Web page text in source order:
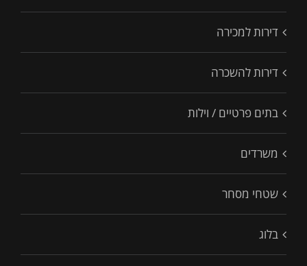
דירות למכירה
דירות להשכרה
בתים פרטיים / וילות
משרדים
שטחי מסחר
בלוג